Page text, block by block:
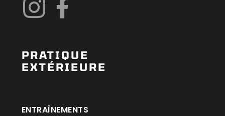
PRATIQUE
EXTÉRIEURE
ENTRAÎNEMENTS